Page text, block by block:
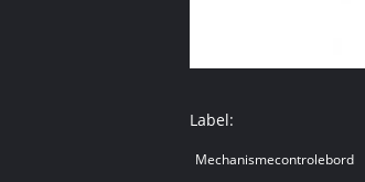
Label:
Mechanismecontrolebord